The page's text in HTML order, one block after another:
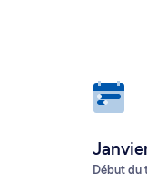
Début du